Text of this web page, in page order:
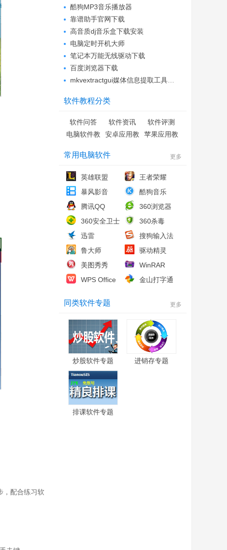
，配合练习软
酷狗MP3音乐播放器
靠谱助手官网下载
高音质dj音乐盒下载安装
电脑定时开机大师
笔记本万能无线驱动下载
百度浏览器下载
软件教程分类
软件问答 软件资讯
软件评测
电脑软件教
安卓应用教
苹果应用教
更多
常用电脑软件
英雄联盟
王者荣耀
暴风影音
酷狗音乐
腾讯QQ
360浏览器
360安全卫士
360杀毒
迅雷
搜狗输入法
鲁大师
驱动精灵
美图秀秀
WinRAR
WPS Office
金山打字通
更多
同类软件专题
炒股软件专题 进销存专题
排课软件专题